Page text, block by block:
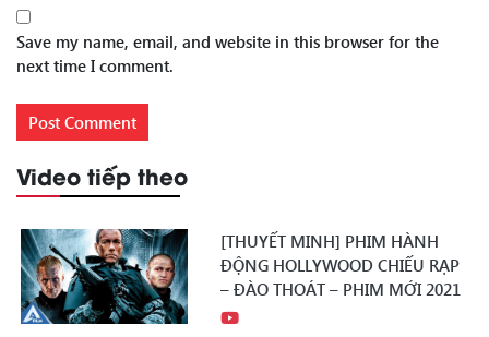
Save my name, email, and website in this browser for the
next time I comment.
Video tiếp theo
[THUYẾT MINH] PHIM HÀNH
ĐỘNG HOLLYWOOD CHIẾU RẠP
– ĐÀO THOÁT – PHIM MỚI 2021